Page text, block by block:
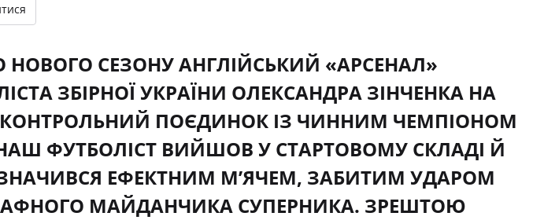
СЕЗОНУ АНГЛІЙСЬКИЙ «АРСЕНАЛ»
ЗБІРНОЇ УКРАЇНИ ОЛЕКСАНДРА ЗІНЧЕНКА НА
КОНТРОЛЬНИЙ ПОЄДИНОК ІЗ ЧИННИМ ЧЕМПІОНОМ
ФУТБОЛІСТ ВИЙШОВ У СТАРТОВОМУ СКЛАДІ Й
ЕФЕКТНИМ М’ЯЧЕМ, ЗАБИТИМ УДАРОМ
МАЙДАНЧИКА СУПЕРНИКА. ЗРЕШТОЮ